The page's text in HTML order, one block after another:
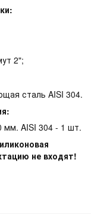
2";
сталь AISI 304.
мм. AISI 304 - 1 шт.
не входят!